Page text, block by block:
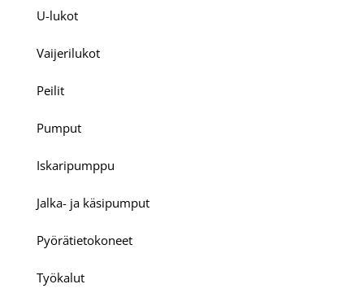
U-lukot
Vaijerilukot
Peilit
Pumput
Iskaripumppu
Jalka- ja käsipumput
Pyörätietokoneet
Työkalut